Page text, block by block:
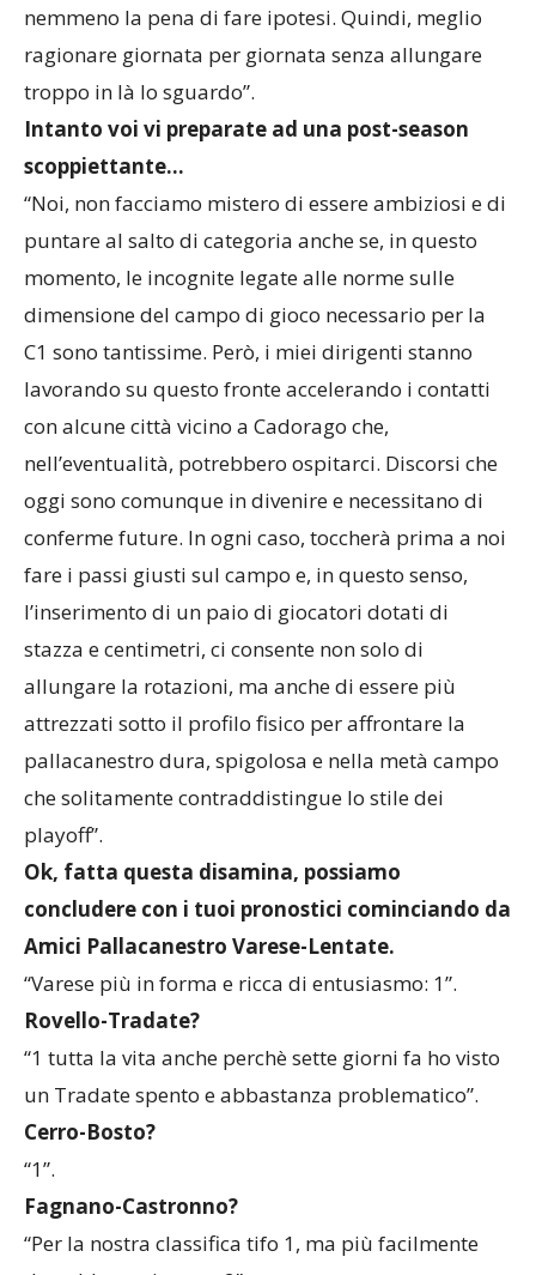
nemmeno la pena di fare ipotesi. Quindi, meglio
ragionare giornata per giornata senza allungare
troppo in là lo sguardo”.
Intanto voi vi preparate ad una post-season
scoppiettante…
“Noi, non facciamo mistero di essere ambiziosi e di
puntare al salto di categoria anche se, in questo
momento, le incognite legate alle norme sulle
dimensione del campo di gioco necessario per la
C1 sono tantissime. Però, i miei dirigenti stanno
lavorando su questo fronte accelerando i contatti
con alcune città vicino a Cadorago che,
nell’eventualità, potrebbero ospitarci. Discorsi che
oggi sono comunque in divenire e necessitano di
conferme future. In ogni caso, toccherà prima a noi
fare i passi giusti sul campo e, in questo senso,
l’inserimento di un paio di giocatori dotati di
stazza e centimetri, ci consente non solo di
allungare la rotazioni, ma anche di essere più
attrezzati sotto il profilo fisico per affrontare la
pallacanestro dura, spigolosa e nella metà campo
che solitamente contraddistingue lo stile dei
playoff”.
Ok, fatta questa disamina, possiamo
concludere con i tuoi pronostici cominciando da
Amici Pallacanestro Varese-Lentate.
“Varese più in forma e ricca di entusiasmo: 1”.
Rovello-Tradate?
“1 tutta la vita anche perchè sette giorni fa ho visto
un Tradate spento e abbastanza problematico”.
Cerro-Bosto?
“1”.
Fagnano-Castronno?
“Per la nostra classifica tifo 1, ma più facilmente